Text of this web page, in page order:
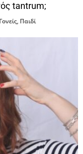
tantrum;
Γονείς, Παιδί